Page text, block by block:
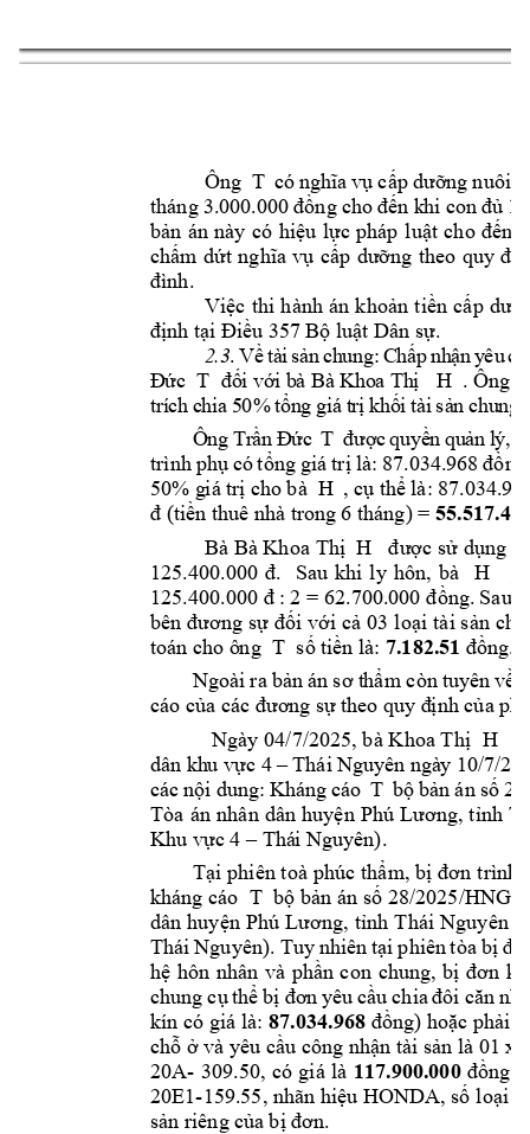
Ông T có nghĩa vụ cấp dưỡng nuôi
tháng 3.000.000 đồng cho đến khi con đủ
bản án này có hiệu lực pháp luật cho đến
chấm dứt nghĩa vụ cấp dưỡng theo quy
đình.
Việc thi hành án khoản tiền cấp
định tại Điều 357 Bộ luật Dân sự.
2.3. Vềtài sản chung:Chấpnhận yêucầ
Đức T đối với bà Bà Khoa Thị H . Ông
trích chia 50%tổng giá trị khối tài sản chung
ÔngTrần Đức T được quyền quản lý,
trình phụ có tổng giá trị là: 87.034.968
50% giá trị cho bà H , cụ thể là: 87.03
đ (tiền thuê nhà trong 6 tháng) =
Bà Bà Khoa Thị H được sử dụng
125.400.000 đ. Sau khi ly hôn, bà H
125.400.000 đ : 2 = 62.700.000 đồng. Sau
bên đương sự đối với cả 03 loại tài sản
toán cho ông T số tiền là: 7.182.51 đồng.
Ngoài ra bản án sơ thẩm còn tuyên về
cáo của các đương sự theo quy định của
Ngày 04/7/2025, bà Khoa Thị H
dân khu vực 4 – Thái Nguyên ngày 10/7/
các nội dung: Kháng cáo T bộ bản án số
Tòa án nhân dân huyện Phú Lương, tỉnh
Khu vực 4 – Thái Nguyên).
Tại phiên toà phúc thẩm, bị đơn trình
kháng cáo T bộ bản án số 28/2025/HNGĐ
dân huyện Phú Lương, tỉnh Thái Nguyên
Thái Nguyên). Tuy nhiên tại phiên tòa bị
hệ hôn nhân và phần con chung, bị đơn
chung cụ thể bị đơn yêu cầu chia đôi căn
kín có giá là: 87.034.968 đồng) hoặc phải
chỗ ở và yêu cầu công nhận tài sản là 01 xe
20A- 309.50, có giá là 117.900.000 đồng;
20E1-159.55, nhãn hiệu HONDA, số loại
sản riêng của bị đơn.